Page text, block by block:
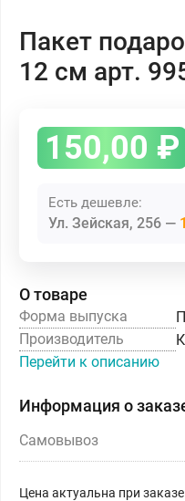
Пакет
12 см арт.
150,00 ₽
Есть дешевле:
Ул. Зейская, 256
О товаре
Форма выпуска
Производитель
Перейти к описанию
Информация о
Самовывоз
Цена актуальна при